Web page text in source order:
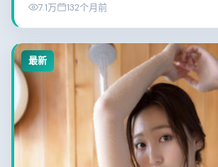
7.1万 132个月前
最新